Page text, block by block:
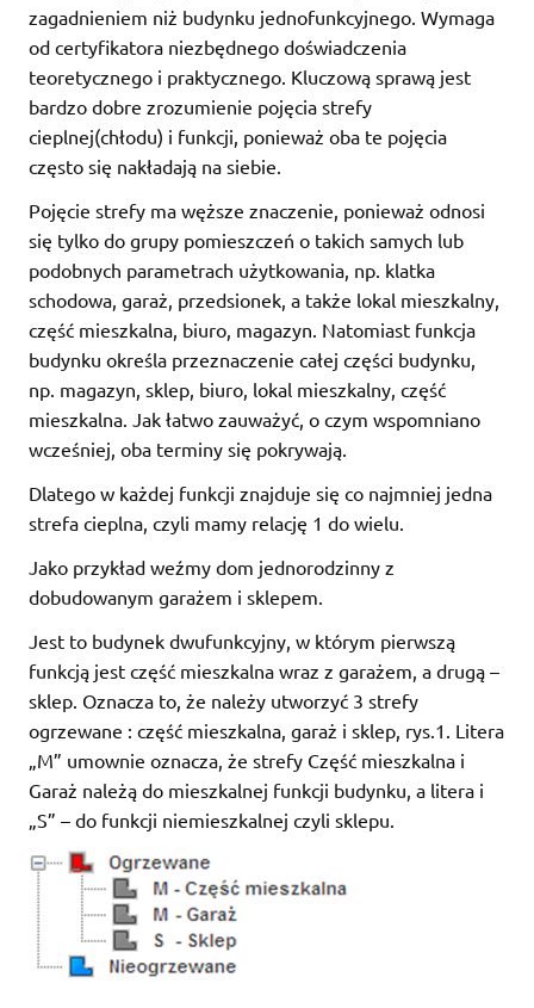
zagadnieniem niż budynku jednofunkcyjnego. Wymaga
od certyfikatora niezbędnego doświadczenia
teoretycznego i praktycznego. Kluczową sprawą jest
bardzo dobre zrozumienie pojęcia strefy
cieplnej(chłodu) i funkcji, ponieważ oba te pojęcia
często się nakładają na siebie.
Pojęcie strefy ma węższe znaczenie, ponieważ odnosi
się tylko do grupy pomieszczeń o takich samych lub
podobnych parametrach użytkowania, np. klatka
schodowa, garaż, przedsionek, a także lokal mieszkalny,
część mieszkalna, biuro, magazyn. Natomiast funkcja
budynku określa przeznaczenie całej części budynku,
np. magazyn, sklep, biuro, lokal mieszkalny, część
mieszkalna. Jak łatwo zauważyć, o czym wspomniano
wcześniej, oba terminy się pokrywają.
Dlatego w każdej funkcji znajduje się co najmniej jedna
strefa cieplna, czyli mamy relację 1 do wielu.
Jako przykład weźmy dom jednorodzinny z
dobudowanym garażem i sklepem.
Jest to budynek dwufunkcyjny, w którym pierwszą
funkcją jest część mieszkalna wraz z garażem, a drugą –
sklep. Oznacza to, że należy utworzyć 3 strefy
ogrzewane : część mieszkalna, garaż i sklep, rys.1. Litera
„M” umownie oznacza, że strefy Część mieszkalna i
Garaż należą do mieszkalnej funkcji budynku, a litera i
„S” – do funkcji niemieszkalnej czyli sklepu.